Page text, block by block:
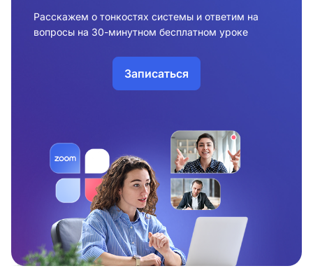
Расскажем о тонкостях системы и ответим на
вопросы на 30-минутном бесплатном уроке
Записаться